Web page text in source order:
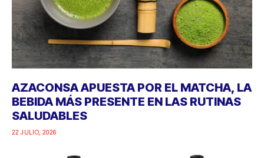
AZACONSA APUESTA POR EL MATCHA, LA
BEBIDA MÁS PRESENTE EN LAS RUTINAS
SALUDABLES
22 JULIO, 2026